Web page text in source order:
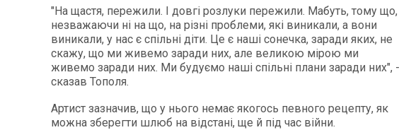
"На щастя, пережили. І довгі розлуки пережили. Мабуть, тому що,
незважаючи ні на що, на різні проблеми, які виникали, а вони
виникали, у нас є спільні діти. Це є наші сонечка, заради яких, не
скажу, що ми живемо заради них, але великою мірою ми
живемо заради них. Ми будуємо наші спільні плани заради них", -
сказав Тополя.
Артист зазначив, що у нього немає якогось певного рецепту, як
можна зберегти шлюб на відстані, ще й під час війни.